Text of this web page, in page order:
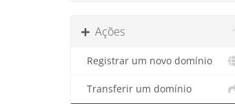
Ações
Registrar um novo domínio
Transferir um domínio